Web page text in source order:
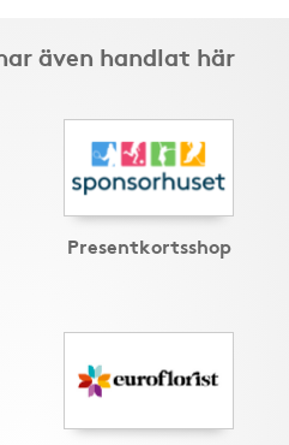
även handlat här
Presentkortsshop